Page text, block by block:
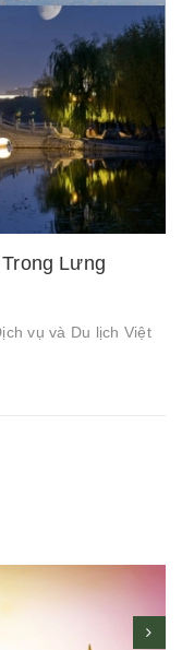
Lưng
vụ và Du lịch Việt